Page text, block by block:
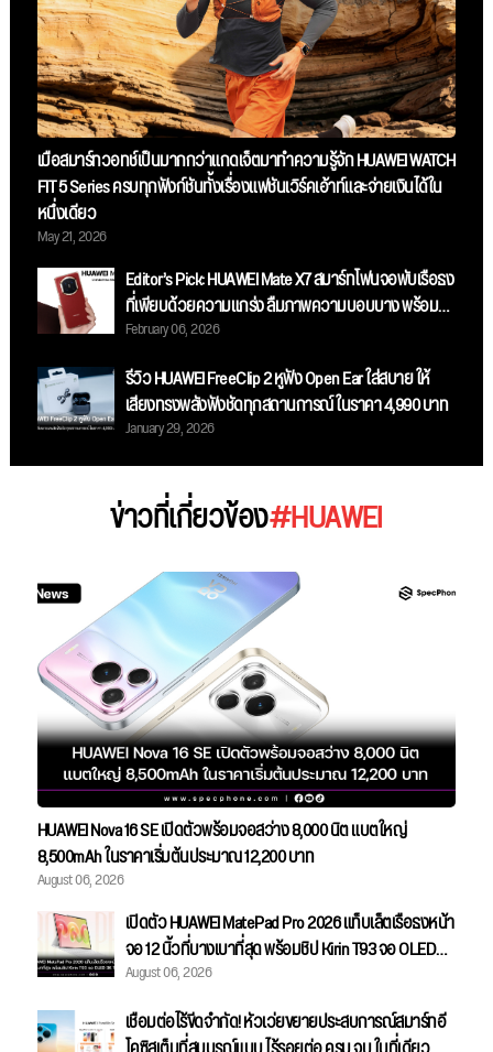
เมื่อสมาร์ทวอทช์เป็นมากกว่าแกดเจ็ตมาทำความรู้จัก HUAWEI WATCH
FIT 5 Series ครบทุกฟังก์ชันทั้งเรื่องแฟชันเวิร์คเอ้าท์และจ่ายเงินได้ใน
หนึ่งเดียว
May 21, 2026
Editor’s Pick: HUAWEI Mate X7 สมาร์ทโฟนจอพับเรือธง
ที่เพียบด้วยความแกร่ง ลืมภาพความบอบบาง พร้อม
กล้องระดับโปร เก็บทุกรายละเอียดและสมรรถนะระดับ
ท็อป
February 06, 2026
รีวิว HUAWEI FreeClip 2 หูฟัง Open Ear ใส่สบาย ให้
เสียงทรงพลังฟังชัดทุกสถานการณ์ ในราคา 4,990 บาท
January 29, 2026
ข่าวที่เกี่ยวข้อง#HUAWEI
HUAWEI Nova 16 SE เปิดตัวพร้อมจอสว่าง 8,000 นิต แบตใหญ่
8,500mAh ในราคาเริ่มต้นประมาณ 12,200 บาท
August 06, 2026
เปิดตัว HUAWEI MatePad Pro 2026 แท็บเล็ตเรือธงหน้า
จอ 12 นิ้วที่บางเบาที่สุด พร้อมชิป Kirin T93 จอ OLED
3K 144Hz
August 06, 2026
เชื่อมต่อไร้ขีดจำกัด! หัวเว่ยขยายประสบการณ์สมาร์ทอี